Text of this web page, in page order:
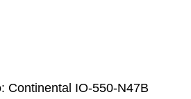
Continental IO-550-N47B